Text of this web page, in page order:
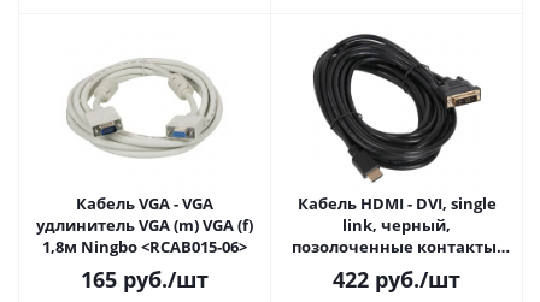
Кабель VGA - VGA
удлинитель VGA (m) VGA (f)
1,8м Ningbo <RCAB015-06>
165 руб./шт
Кабель HDMI - DVI, single
link, черный,
позолоченные контакты,
экранированный, 3м. (CC-
HDMI-DVI-10)
422 руб./шт